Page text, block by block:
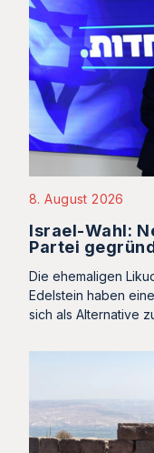
8. August 2026
Israel-Wahl:
Partei
Die ehemaligen
Edelstein haben
sich als Alternative